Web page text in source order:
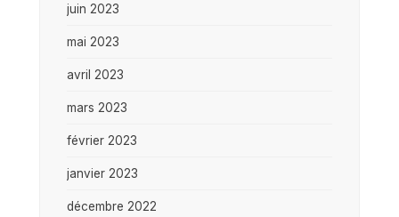
juin 2023
mai 2023
avril 2023
mars 2023
février 2023
janvier 2023
décembre 2022